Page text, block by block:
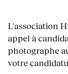
L'association
appel à
photographe
votre